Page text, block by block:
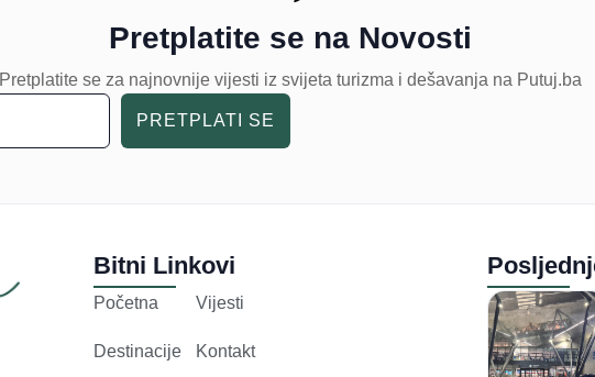
Pretplatite se na Novosti
Pretplatite se za najnovnije vijesti iz svijeta turizma i dešavanja na Putuj.ba
PRETPLATI SE
Bitni Linkovi
Početna
Destinacije
Vijesti
Kontakt